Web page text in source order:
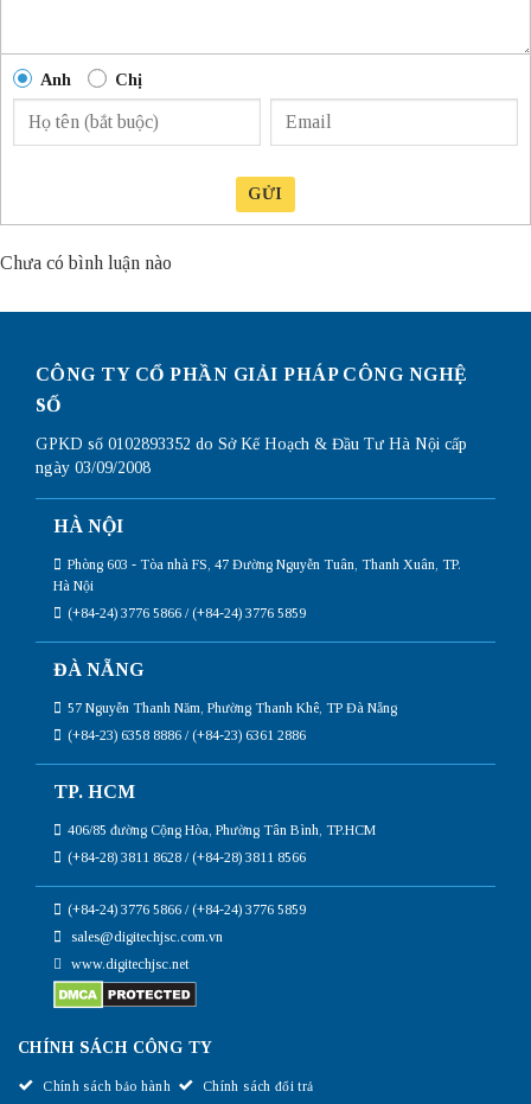
Anh Chị
GỬI
Chưa có bình luận nào
CÔNG TY CỔ PHẦN GIẢI PHÁP CÔNG NGHỆ
SỐ
GPKD số 0102893352 do Sở Kế Hoạch & Đầu Tư Hà Nội cấp
ngày 03/09/2008
HÀ NỘI
Phòng 603 - Tòa nhà FS, 47 Đường Nguyễn Tuân, Thanh Xuân, TP.
Hà Nội
(+84-24) 3776 5866 / (+84-24) 3776 5859
ĐÀ NẴNG
57 Nguyễn Thanh Năm, Phường Thanh Khê, TP Đà Nẵng
(+84-23) 6358 8886 / (+84-23) 6361 2886
TP. HCM
406/85 đường Cộng Hòa, Phường Tân Bình, TP.HCM
(+84-28) 3811 8628 / (+84-28) 3811 8566
(+84-24) 3776 5866 / (+84-24) 3776 5859
sales@digitechjsc.com.vn
www.digitechjsc.net
CHÍNH SÁCH CÔNG TY
Chính sách bảo hành Chính sách đổi trả